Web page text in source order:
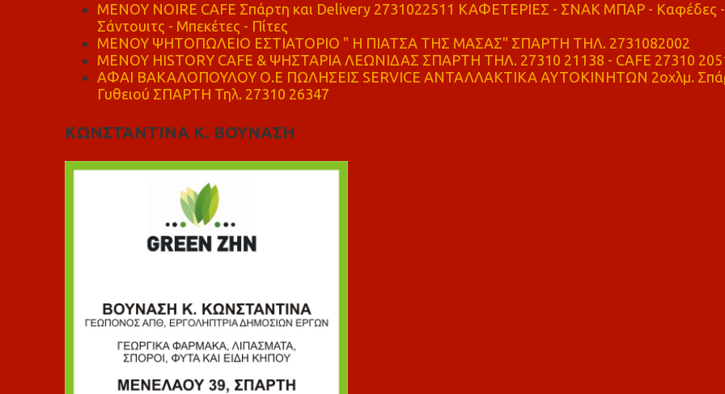
MENOY NOIRE CAFE Σπάρτη και Delivery 2731022511 ΚΑΦΕΤΕΡΙΕΣ - ΣΝΑΚ ΜΠΑΡ - Καφέδες -
Σάντουιτς - Μπεκέτες - Πίτες
ΜΕΝΟΥ ΨΗΤΟΠΩΛΕΙΟ ΕΣΤΙΑΤΟΡΙΟ " Η ΠΙΑΤΣΑ ΤΗΣ ΜΑΣΑΣ" ΣΠΑΡΤΗ ΤΗΛ. 2731082002
ΜΕΝΟΥ HISTORY CAFE & ΨΗΣΤΑΡΙΑ ΛΕΩΝΙΔΑΣ ΣΠΑΡΤΗ ΤΗΛ. 27310 21138 - CAFE 27310
ΑΦΑΙ ΒΑΚΑΛΟΠΟΥΛΟΥ Ο.Ε ΠΩΛΗΣΕΙΣ SERVICE ΑΝΤΑΛΛΑΚΤΙΚΑ ΑΥΤΟΚΙΝΗΤΩΝ 2οχλμ.
Γυθειού ΣΠΑΡΤΗ Τηλ. 27310 26347
ΚΩΝΣΤΑΝΤΙΝΑ Κ. ΒΟΥΝΑΣΗ